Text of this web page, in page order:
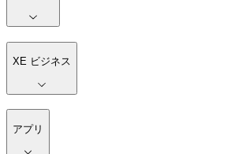
XE ビジネス
アプリ